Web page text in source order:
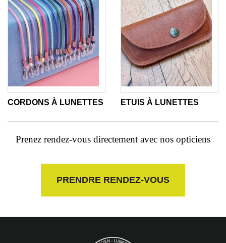
CORDONS À LUNETTES ETUIS À LUNETTES
Prenez rendez-vous directement avec nos opticiens
PRENDRE RENDEZ-VOUS